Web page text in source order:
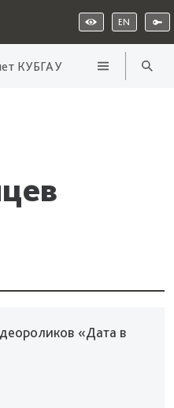
EN
КУБГАУ
«Дата в